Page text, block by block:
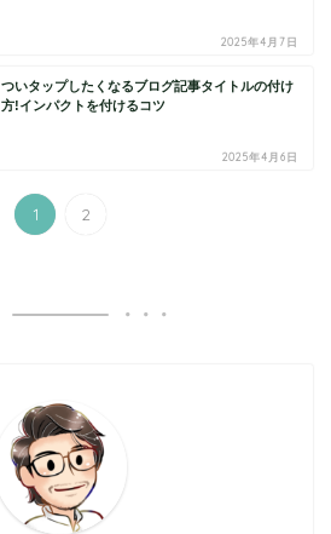
2025年4月7日
ついタップしたくなるブログ記事タイトルの付け
方!インパクトを付けるコツ
2025年4月6日
1 2